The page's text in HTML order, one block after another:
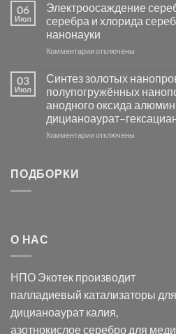
группы
фотокаталитической
активности
Хлорида
Серебра-
в
видимом
свете
с
помощью
модификации
06
Июл
Электроосаждение
серебра и хлорида
нанонауки
Комментариик
серебра
с
электродов
серебра
и
отключены
03
Июл
Синтез золотых
полупогружённых
анодного оксида
Комментариик
оксида
в
электролите
калий
отключены
ПОДБОРКИ
О НАС
НПО Экотек производит
палладиевый катализаторы
дицианоаурат калия,
азотнокислое серебро для